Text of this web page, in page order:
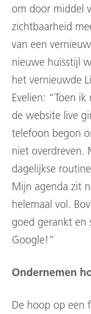
om door middel
zichtbaarheid
van een
nieuwe huisstijl
het vernieuwde
Evelien: “Toen
de website live
telefoon begon
niet overdreven.
dagelijkse
Mijn agenda zit
helemaal vol.
goed gerankt en
Google!”
Ondernemen
De hoop op een